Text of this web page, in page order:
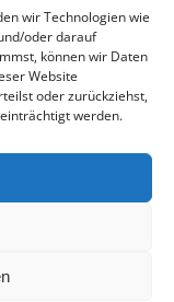
wir Technologien wie
oder darauf
können wir Daten
Website
oder zurückziehst,
werden.